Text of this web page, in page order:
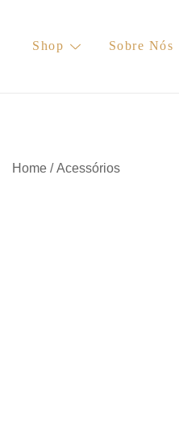
contentShop Sobre Nós
Home /Acessórios